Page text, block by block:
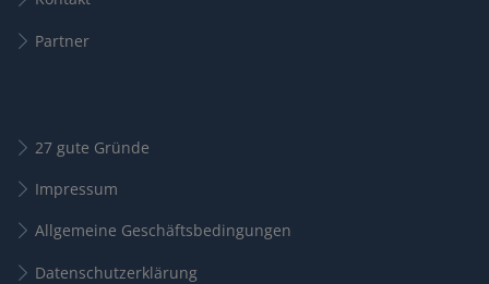
Partner
27 gute Gründe
Impressum
Allgemeine Geschäftsbedingungen
Datenschutzerklärung